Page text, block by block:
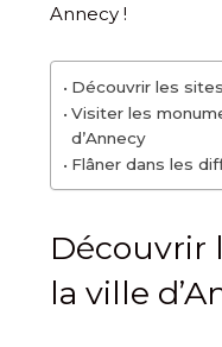
Annecy !
Découvrir les
Visiter les
d’Annecy
Flâner dans les
Découvrir
la ville